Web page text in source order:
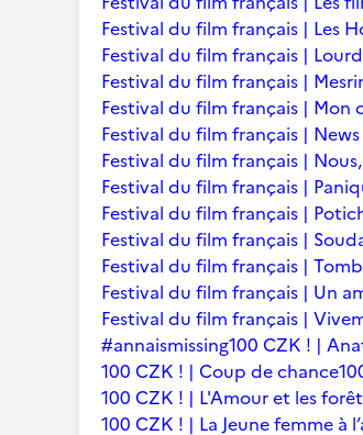
Festival du film français | Les
Festival du film français |
Festival du film français |
Festival du film français | Mon
Festival du film français |
Festival du film français |
Festival du film français |
Festival du film français |
Festival du film français |
Festival du film français |
Festival du film français | Un
Festival du film français |
#annaismissing100 CZK ! |
100 CZK ! | Coup de chance
100 CZK ! | L'Amour et les
100 CZK ! | La Jeune femme à